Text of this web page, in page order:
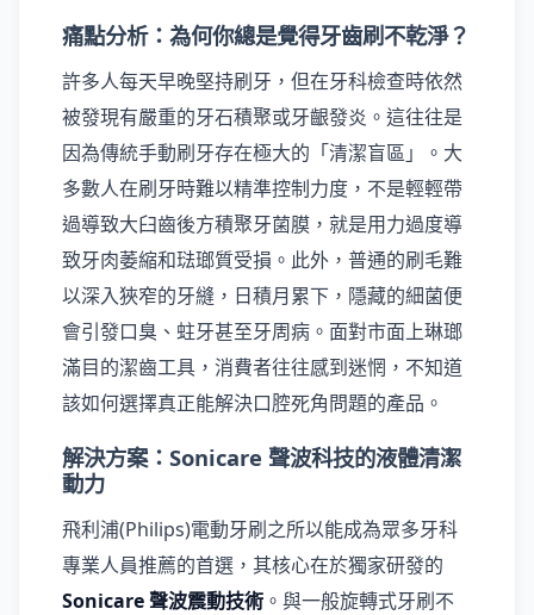
痛點分析：為何你總是覺得牙齒刷不乾淨？
許多人每天早晚堅持刷牙，但在牙科檢查時依然
被發現有嚴重的牙石積聚或牙齦發炎。這往往是
因為傳統手動刷牙存在極大的「清潔盲區」。大
多數人在刷牙時難以精準控制力度，不是輕輕帶
過導致大臼齒後方積聚牙菌膜，就是用力過度導
致牙肉萎縮和琺瑯質受損。此外，普通的刷毛難
以深入狹窄的牙縫，日積月累下，隱藏的細菌便
會引發口臭、蛀牙甚至牙周病。面對市面上琳瑯
滿目的潔齒工具，消費者往往感到迷惘，不知道
該如何選擇真正能解決口腔死角問題的產品。
解決方案：Sonicare 聲波科技的液體清潔
動力
飛利浦(Philips)電動牙刷之所以能成為眾多牙科
專業人員推薦的首選，其核心在於獨家研發的
Sonicare 聲波震動技術 。與一般旋轉式牙刷不